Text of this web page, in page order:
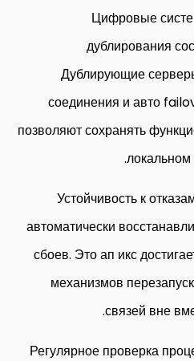
Цифровые
дублирования
Дублирующие
соединения и авто
позволяют сохранять
локальном
Устойчивость к
автоматически
сбоев. Это ап икс
механизмов
связей вне
Регулярное проверка